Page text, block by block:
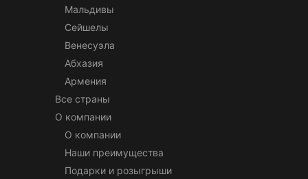
Мальдивы
Сейшелы
Венесуэла
Абхазия
Армения
Все страны
О компании
О компании
Наши преимущества
Подарки и розыгрыши